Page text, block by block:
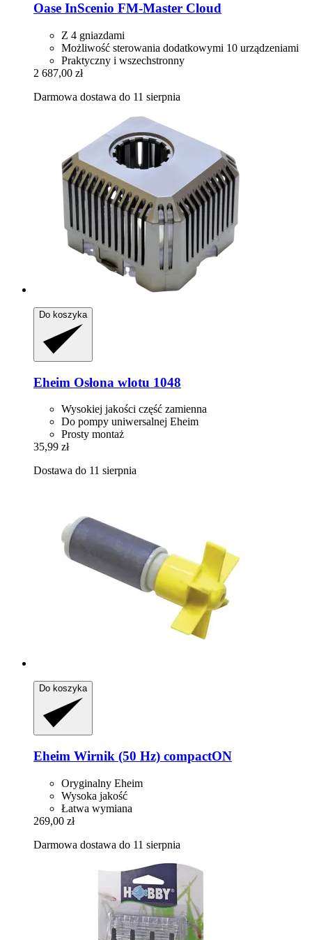
Oase InScenio FM-​Master Cloud
Z 4 gniazdami
Możliwość sterowania dodatkowymi 10 urządzeniami
Praktyczny i wszechstronny
2 687,00 zł
Darmowa dostawa do 11 sierpnia
Do koszyka
Eheim Osłona wlotu 1048
Wysokiej jakości część zamienna
Do pompy uniwersalnej Eheim
Prosty montaż
35,99 zł
Dostawa do 11 sierpnia
Do koszyka
Eheim Wirnik (50 Hz) compactON
Oryginalny Eheim
Wysoka jakość
Łatwa wymiana
269,00 zł
Darmowa dostawa do 11 sierpnia